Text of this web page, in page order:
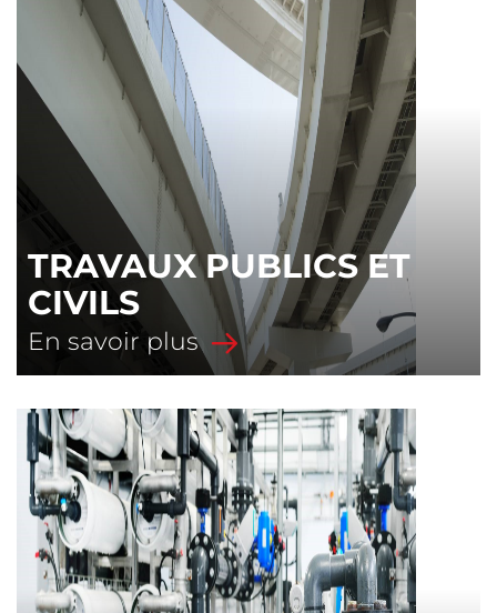
TRAVAUX PUBLICS ET
CIVILS
En savoir plus